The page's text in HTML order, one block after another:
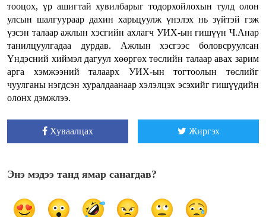
тооцох, үр ашигтай хувилбарыг тодорхойлохын тулд олон
улсын шалгуураар дахин харьцуулж үнэлэх нь зүйтэй гэж
үзсэн талаар ажлын хэсгийн ахлагч УИХ-ын гишүүн Ч.Анар
танилцуулгадаа дурдав. Ажлын хэсгээс боловсруулсан
Үндэсний хиймэл дагуул хөөргөх төслийн талаар авах зарим
арга хэмжээний талаарх УИХ-ын тогтоолын төслийг
чуулганы нэгдсэн хуралдаанаар хэлэлцэх эсэхийг гишүүдийн
олонх дэмжлээ.
Хуваалцах Жиргэх
Энэ мэдээ танд ямар санагдав?